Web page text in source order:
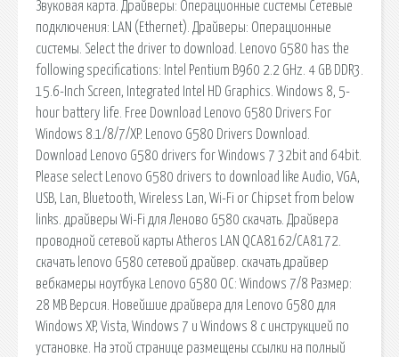
Звуковая карта. Драйверы: Операционные системы Сетевые
подключения: LAN (Ethernet). Драйверы: Операционные
системы. Select the driver to download. Lenovo G580 has the
following specifications: Intel Pentium B960 2.2 GHz. 4 GB DDR3.
15.6-Inch Screen, Integrated Intel HD Graphics. Windows 8, 5-
hour battery life. Free Download Lenovo G580 Drivers For
Windows 8.1/8/7/XP. Lenovo G580 Drivers Download.
Download Lenovo G580 drivers for Windows 7 32bit and 64bit.
Please select Lenovo G580 drivers to download like Audio, VGA,
USB, Lan, Bluetooth, Wireless Lan, Wi-Fi or Chipset from below
links. драйверы Wi-Fi для Леново G580 скачать. Драйвера
проводной сетевой карты Atheros LAN QCA8162/CA8172.
скачать lenovo G580 сетевой драйвер. скачать драйвер
вебкамеры ноутбука Lenovo G580 ОС: Windows 7/8 Размер:
28 MB Версия. Новейшие драйвера для Lenovo G580 для
Windows XP, Vista, Windows 7 и Windows 8 с инструкцией по
установке. На этой странице размещены ссылки на полный